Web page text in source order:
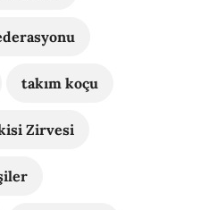
takım koçu
Zirvesi